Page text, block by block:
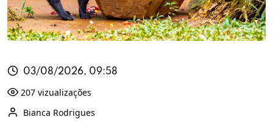
03/08/2026, 09:58
207 vizualizações
Bianca Rodrigues